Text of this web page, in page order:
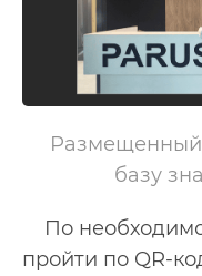
Размещенный
базу
По
пройти по QR-